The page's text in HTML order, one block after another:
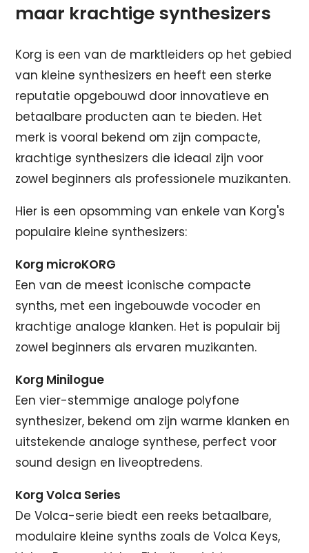
maar krachtige synthesizers
Korg is een van de marktleiders op het gebied
van kleine synthesizers en heeft een sterke
reputatie opgebouwd door innovatieve en
betaalbare producten aan te bieden. Het
merk is vooral bekend om zijn compacte,
krachtige synthesizers die ideaal zijn voor
zowel beginners als professionele muzikanten.
Hier is een opsomming van enkele van Korg's
populaire kleine synthesizers:
Korg microKORG
Een van de meest iconische compacte
synths, met een ingebouwde vocoder en
krachtige analoge klanken. Het is populair bij
zowel beginners als ervaren muzikanten.
Korg Minilogue
Een vier-stemmige analoge polyfone
synthesizer, bekend om zijn warme klanken en
uitstekende analoge synthese, perfect voor
sound design en liveoptredens.
Korg Volca Series
De Volca-serie biedt een reeks betaalbare,
modulaire kleine synths zoals de Volca Keys,